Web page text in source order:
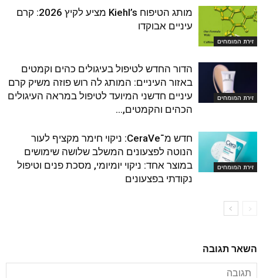
זירת המומחים
מותג הטיפוח Kiehl’s מציע לקיץ 2026: קרם
עיניים אבוקדו
זירת המומחים
הדור החדש לטיפול בעיגולים כהים וקמטים
באזור העיניים: המותג לה רוש פוזה משיק קרם
עיניים חדשני המיועד לטיפול במראה העיגולים
הכהים והקמטים,...
זירת המומחים
חדש מ־CeraVe: ניקוי חימר מקציף לעור
הנוטה לפצעונים המשלב שלושה שימושים
במוצר אחד: ניקוי יומיומי, מסכת פנים וטיפול
נקודתי בפצעונים
השאר תגובה